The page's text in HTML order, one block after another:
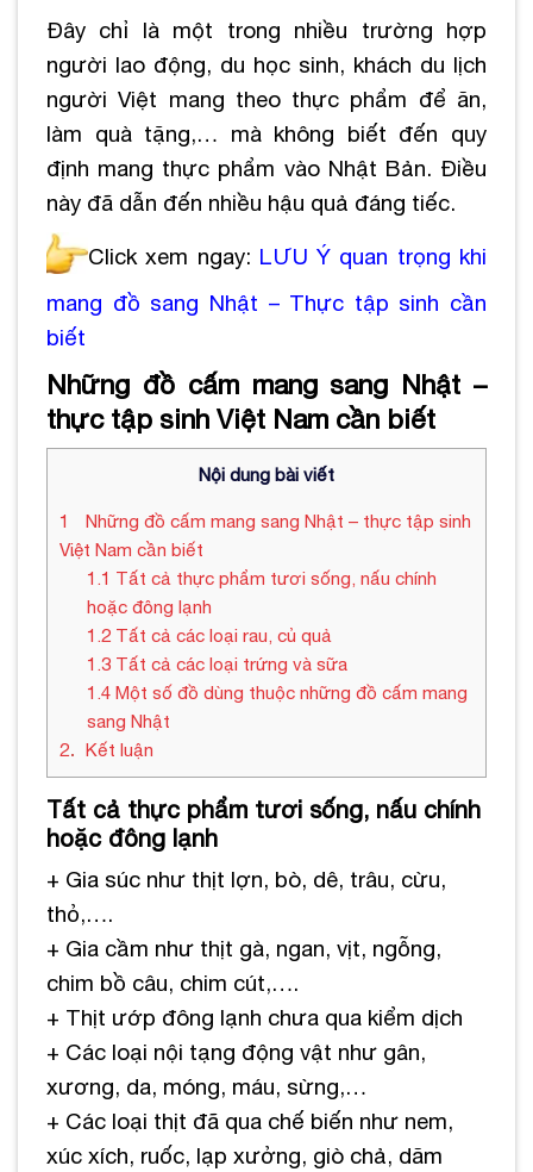
Đây chỉ là một trong nhiều trường hợp
người lao động, du học sinh, khách du lịch
người Việt mang theo thực phẩm để ăn,
làm quà tặng,… mà không biết đến quy
định mang thực phẩm vào Nhật Bản. Điều
này đã dẫn đến nhiều hậu quả đáng tiếc.
Click xem ngay: LƯU Ý quan trọng khi
mang đồ sang Nhật – Thực tập sinh cần
biết
Những đồ cấm mang sang Nhật –
thực tập sinh Việt Nam cần biết
Nội dung bài viết
1
Những đồ cấm mang sang Nhật – thực tập sinh
Việt Nam cần biết
1.1 Tất cả thực phẩm tươi sống, nấu chính
hoặc đông lạnh
1.2Tất cả các loại rau, củ quả
1.3Tất cả các loại trứng và sữa
1.4Một số đồ dùng thuộc những đồ cấm mang
sang Nhật
2
Kết luận
Tất cả thực phẩm tươi sống, nấu chính
hoặc đông lạnh
+ Gia súc như thịt lợn, bò, dê, trâu, cừu,
thỏ,….
+ Gia cầm như thịt gà, ngan, vịt, ngỗng,
chim bồ câu, chim cút,….
+ Thịt ướp đông lạnh chưa qua kiểm dịch
+ Các loại nội tạng động vật như gân,
xương, da, móng, máu, sừng,…
+ Các loại thịt đã qua chế biến như nem,
xúc xích, ruốc, lạp xưởng, giò chả, dăm